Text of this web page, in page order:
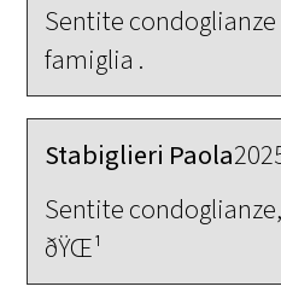
Sentite
famiglia .
Stabiglieri Paola
Sentite
ðŸŒ¹